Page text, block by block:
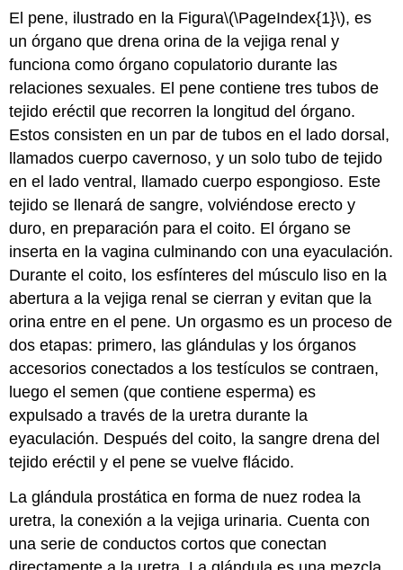
El pene, ilustrado en la Figura\(\PageIndex{1}\), es
un órgano que drena orina de la vejiga renal y
funciona como órgano copulatorio durante las
relaciones sexuales. El pene contiene tres tubos de
tejido eréctil que recorren la longitud del órgano.
Estos consisten en un par de tubos en el lado dorsal,
llamados cuerpo cavernoso, y un solo tubo de tejido
en el lado ventral, llamado cuerpo espongioso. Este
tejido se llenará de sangre, volviéndose erecto y
duro, en preparación para el coito. El órgano se
inserta en la vagina culminando con una eyaculación.
Durante el coito, los esfínteres del músculo liso en la
abertura a la vejiga renal se cierran y evitan que la
orina entre en el pene. Un orgasmo es un proceso de
dos etapas: primero, las glándulas y los órganos
accesorios conectados a los testículos se contraen,
luego el semen (que contiene esperma) es
expulsado a través de la uretra durante la
eyaculación. Después del coito, la sangre drena del
tejido eréctil y el pene se vuelve flácido.
Laglándula prostática en forma de nuez rodea la
uretra, la conexión a la vejiga urinaria. Cuenta con
una serie de conductos cortos que conectan